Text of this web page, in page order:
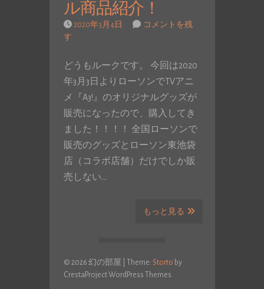
ル商品紹介！
2020年3月4日
コメントを残
す
どうもルークです。 今回は2020
年3月3日よりローソンでTVアニ
メ『A3!』のオリジナルグッズが
販売になったので、購入してき
ました！！！！ 全国ローソンで
販売のグッズとローソン東池袋
店（コラボ店舗）だけでしか販
売しない…
もっと見る
© 2026 幻の部屋 Theme: Storto by
CrestaProject WordPress Themes.